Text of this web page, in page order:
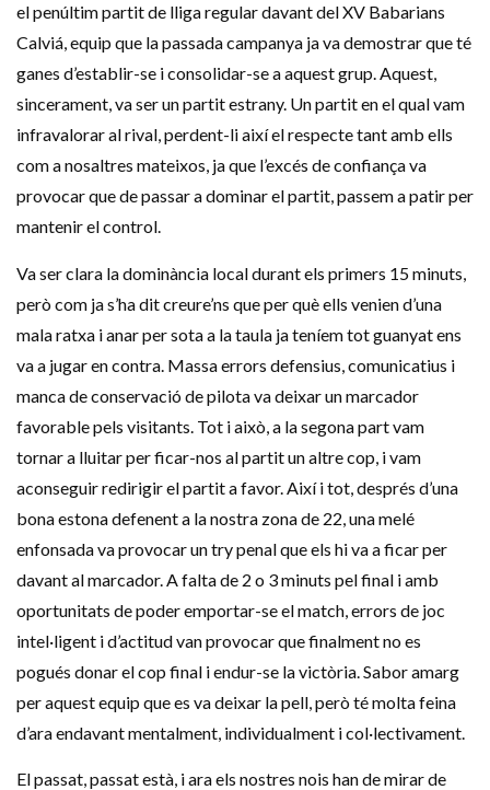
el penúltim partit de lliga regular davant del XV Babarians
Calviá, equip que la passada campanya ja va demostrar que té
ganes d’establir-se i consolidar-se a aquest grup. Aquest,
sincerament, va ser un partit estrany. Un partit en el qual vam
infravalorar al rival, perdent-li així el respecte tant amb ells
com a nosaltres mateixos, ja que l’excés de confiança va
provocar que de passar a dominar el partit, passem a patir per
mantenir el control.
Va ser clara la dominància local durant els primers 15 minuts,
però com ja s’ha dit creure’ns que per què ells venien d’una
mala ratxa i anar per sota a la taula ja teníem tot guanyat ens
va a jugar en contra. Massa errors defensius, comunicatius i
manca de conservació de pilota va deixar un marcador
favorable pels visitants. Tot i això, a la segona part vam
tornar a lluitar per ficar-nos al partit un altre cop, i vam
aconseguir redirigir el partit a favor. Així i tot, després d’una
bona estona defenent a la nostra zona de 22, una melé
enfonsada va provocar un try penal que els hi va a ficar per
davant al marcador. A falta de 2 o 3 minuts pel final i amb
oportunitats de poder emportar-se el match, errors de joc
intel·ligent i d’actitud van provocar que finalment no es
pogués donar el cop final i endur-se la victòria. Sabor amarg
per aquest equip que es va deixar la pell, però té molta feina
d’ara endavant mentalment, individualment i col·lectivament.
El passat, passat està, i ara els nostres nois han de mirar de